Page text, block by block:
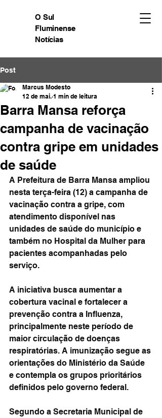
O Sul
Fluminense
Notícias
Post
Barra Mansa reforça
campanha de vacinação
contra gripe em unidades
de saúde
Marcus Modesto
12 de mai. 1 min de leitura
A Prefeitura de Barra Mansa ampliou
nesta terça-feira (12) a campanha de
vacinação contra a gripe, com
atendimento disponível nas
unidades de saúde do município e
também no Hospital da Mulher para
pacientes acompanhadas pelo
serviço.
A iniciativa busca aumentar a
cobertura vacinal e fortalecer a
prevenção contra a Influenza,
principalmente neste período de
maior circulação de doenças
respiratórias. A imunização segue as
orientações do Ministério da Saúde
e contempla os grupos prioritários
definidos pelo governo federal.
Segundo a Secretaria Municipal de